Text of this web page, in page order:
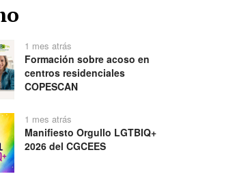
1 mes atrás
Formación sobre acoso en
centros residenciales
COPESCAN
1 mes atrás
Manifiesto Orgullo LGTBIQ+
2026 del CGCEES